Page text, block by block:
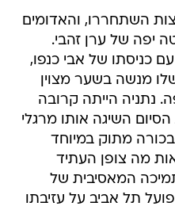
השתחררו, והאדומים
יפה של ערן זהבי.
כניסתו של אבי כנפו,
השווה שלו מנשה בשער מצוין
נתניה הייתה קרובה
השיגה אותו מרגלי
מתוק במיוחד
מה צופן העתיד
המאסיבית של
תל אביב על עזיבתו